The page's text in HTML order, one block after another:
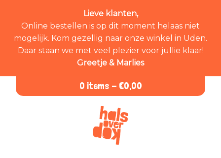
Lieve klanten,
Online bestellen is op dit moment helaas niet
mogelijk. Kom gezellig naar onze winkel in Uden.
Daar staan we met veel plezier voor jullie klaar!
Greetje & Marlies
0 items - €0,00